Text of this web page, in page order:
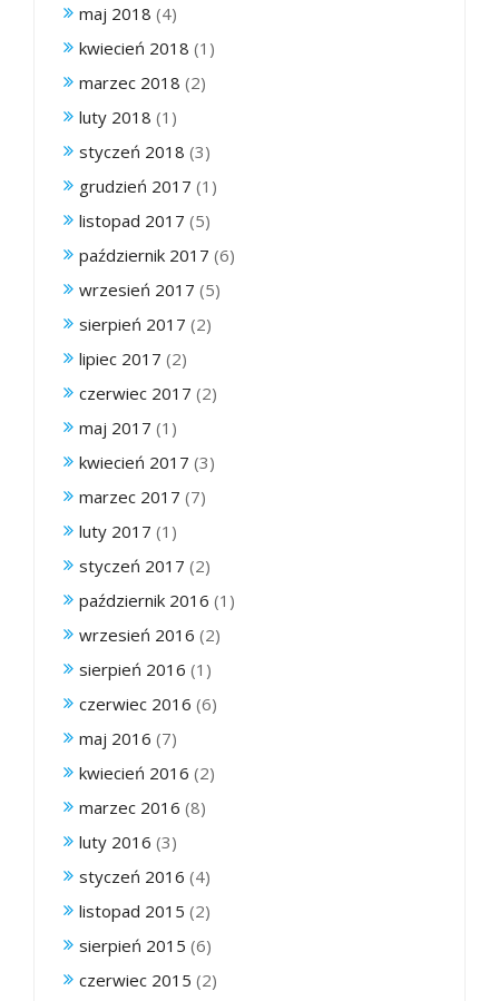
maj 2018 (4)
kwiecień 2018 (1)
marzec 2018 (2)
luty 2018 (1)
styczeń 2018 (3)
grudzień 2017 (1)
listopad 2017 (5)
październik 2017 (6)
wrzesień 2017 (5)
sierpień 2017 (2)
lipiec 2017 (2)
czerwiec 2017 (2)
maj 2017 (1)
kwiecień 2017 (3)
marzec 2017 (7)
luty 2017 (1)
styczeń 2017 (2)
październik 2016 (1)
wrzesień 2016 (2)
sierpień 2016 (1)
czerwiec 2016 (6)
maj 2016 (7)
kwiecień 2016 (2)
marzec 2016 (8)
luty 2016 (3)
styczeń 2016 (4)
listopad 2015 (2)
sierpień 2015 (6)
czerwiec 2015 (2)